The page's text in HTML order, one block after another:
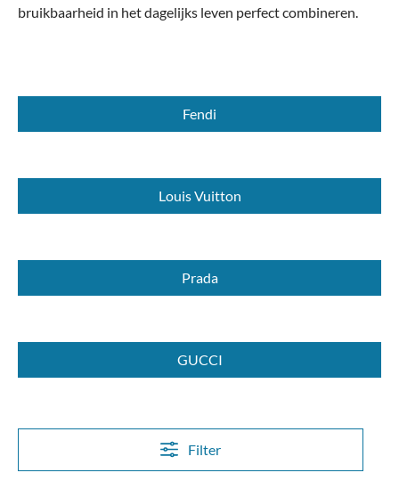
bruikbaarheid in het dagelijks leven perfect combineren.
Fendi
Louis Vuitton
Prada
GUCCI
Filter